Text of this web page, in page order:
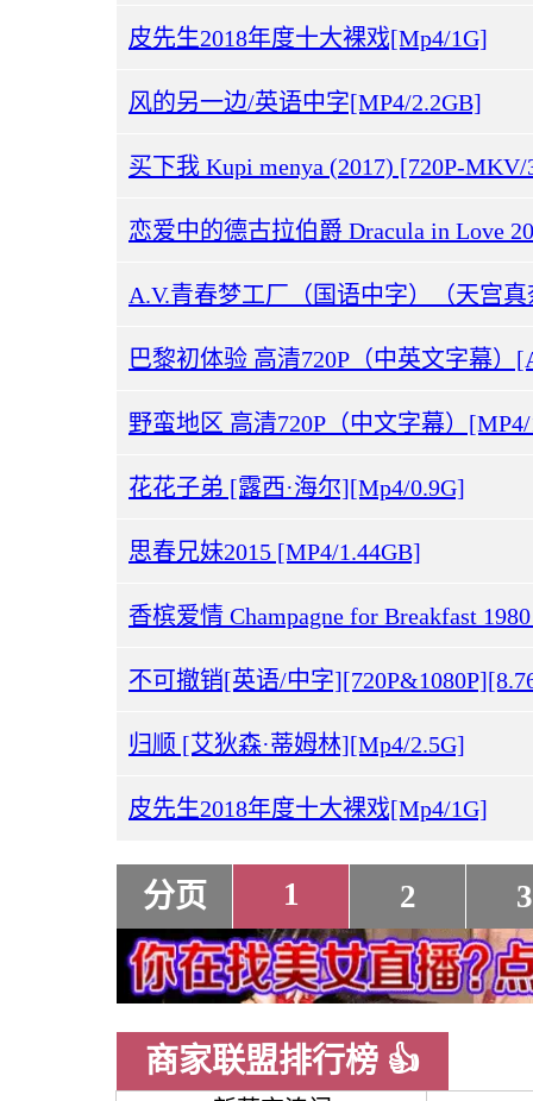
皮先生2018年度十大裸戏[Mp4/1G]
风的另一边/英语中字[MP4/2.2GB]
买下我 Kupi menya (2017) [720P-MKV/
恋爱中的德古拉伯爵 Dracula in Love
巴黎初体验 高清720P（中英文字幕）
野蛮地区 高清720P（中文字幕）
花花子弟 [露西·海尔][Mp4/0.9G]
思春兄妹2015 [MP4/1.44GB]
香槟爱情 Champagne for Breakfast
不可撤销[英语/中字
归顺 [艾狄森·蒂姆林][Mp4/2.5G]
皮先生2018年度十大裸戏[Mp4/1G]
分页 1 2 3
商家联盟排行榜 👍